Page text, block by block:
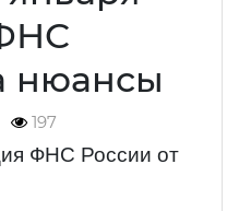
нюансы
197
ФНС России от